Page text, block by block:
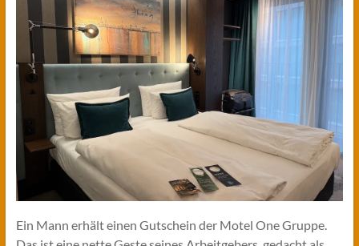
Ein Mann erhält einen Gutschein der Motel One Gruppe.